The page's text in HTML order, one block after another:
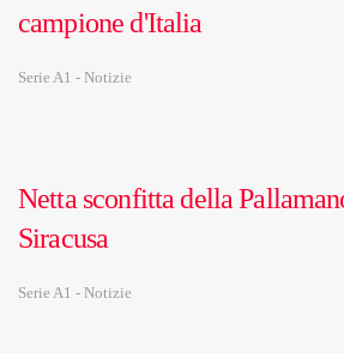
campione d'Italia
Serie A1 - Notizie
Netta sconfitta della
Siracusa
Serie A1 - Notizie